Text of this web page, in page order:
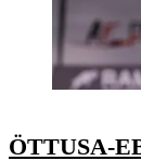
ÖTTUSA-